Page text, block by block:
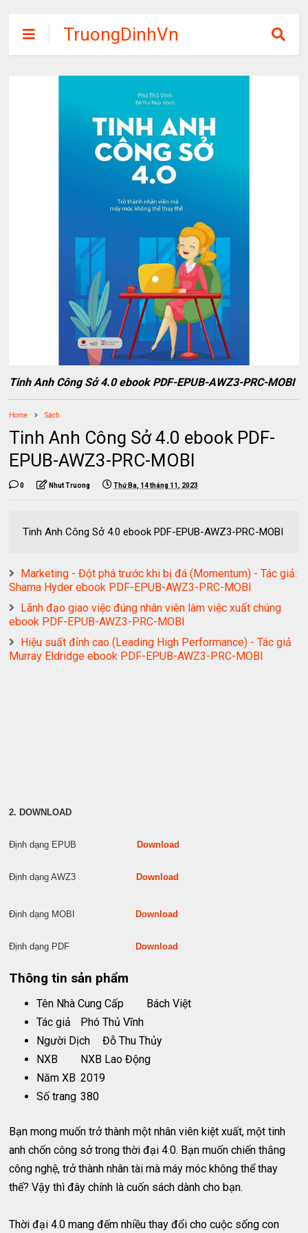
TruongDinhVn
Chia sẽ ebook,
các khóa học,
phần mềm học
tập miễn phí
Tinh Anh Công Sở 4.0 ebook PDF-EPUB-AWZ3-PRC-MOBI
Home Sách
Tinh Anh Công Sở 4.0 ebook PDF-
EPUB-AWZ3-PRC-MOBI
0 Nhut Truong Thứ Ba, 14 tháng 11, 2023
Tinh Anh Công Sở 4.0 ebook PDF-EPUB-AWZ3-PRC-MOBI
Marketing - Đột phá trước khi bị đá (Momentum) - Tác giả:
Shama Hyder ebook PDF-EPUB-AWZ3-PRC-MOBI
Lãnh đạo giao việc đúng nhân viên làm việc xuất chúng
ebook PDF-EPUB-AWZ3-PRC-MOBI
Hiệu suất đỉnh cao (Leading High Performance) - Tác giả
Murray Eldridge ebook PDF-EPUB-AWZ3-PRC-MOBI
2. DOWNLOAD
Định dạng EPUB Download
Định dạng AWZ3 Download
Định dạng MOBI Download
Định dạng PDF Download
Thông tin sản phẩm
Tên Nhà Cung Cấp
Bách Việt
Tác giả
Phó Thủ Vĩnh
Người Dịch
Đỗ Thu Thủy
NXB
NXB Lao Động
Năm XB 2019
Số trang 380
Bạn mong muốn trở thành một nhân viên kiệt xuất, một tinh
anh chốn công sở trong thời đại 4.0. Bạn muốn chiến thắng
công nghệ, trở thành nhân tài mà máy móc không thể thay
thế? Vậy thì đây chính là cuốn sách dành cho bạn.
Thời đại 4.0 mang đếm nhiều thay đổi cho cuộc sống con